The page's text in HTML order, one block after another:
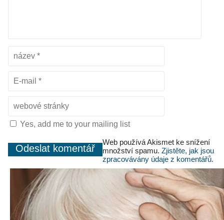
Yes, add me to your mailing list
Web používá Akismet ke snížení
množství spamu. Zjistěte, jak jsou
zpracovávány údaje z komentářů.